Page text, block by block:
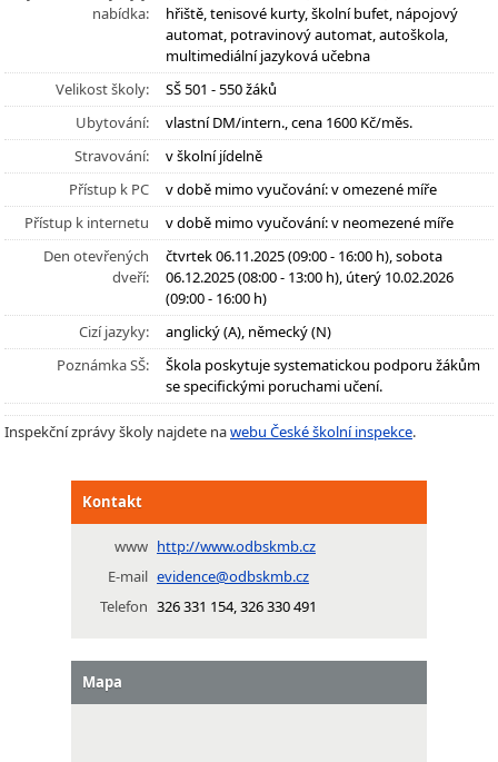
nabídka:
hřiště, tenisové kurty, školní bufet, nápojový
automat, potravinový automat, autoškola,
multimediální jazyková učebna
Velikost školy:
SŠ 501 - 550 žáků
Ubytování:
vlastní DM/intern., cena 1600 Kč/měs.
Stravování:
v školní jídelně
Přístup k PC
v době mimo vyučování: v omezené míře
Přístup k internetu
v době mimo vyučování: v neomezené míře
Den otevřených
dveří:
čtvrtek 06.11.2025 (09:00 - 16:00 h), sobota
06.12.2025 (08:00 - 13:00 h), úterý 10.02.2026
(09:00 - 16:00 h)
Cizí jazyky:
anglický (A), německý (N)
Poznámka SŠ:
Škola poskytuje systematickou podporu žákům
se specifickými poruchami učení.
Inspekční zprávy školy najdete nawebu České školní inspekce.
Kontakt
www http://www.odbskmb.cz
E-mail evidence@odbskmb.cz
Telefon 326 331 154, 326 330 491
Mapa